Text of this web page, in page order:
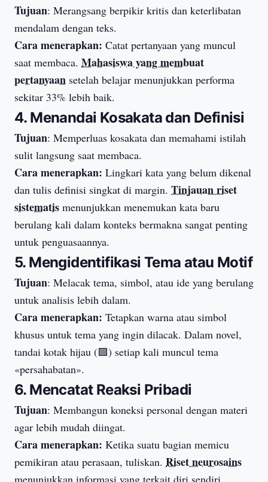
Tujuan: Merangsang berpikir kritis dan keterlibatan
mendalam dengan teks.
Cara menerapkan: Catat pertanyaan yang muncul
saat membaca. Mahasiswa yang membuat
pertanyaan setelah belajar menunjukkan performa
sekitar 33% lebih baik.
4. Menandai Kosakata dan Definisi
Tujuan: Memperluas kosakata dan memahami istilah
sulit langsung saat membaca.
Cara menerapkan: Lingkari kata yang belum dikenal
dan tulis definisi singkat di margin. Tinjauan riset
sistematis menunjukkan menemukan kata baru
berulang kali dalam konteks bermakna sangat penting
untuk penguasaannya.
5. Mengidentifikasi Tema atau Motif
Tujuan: Melacak tema, simbol, atau ide yang berulang
untuk analisis lebih dalam.
Cara menerapkan: Tetapkan warna atau simbol
khusus untuk tema yang ingin dilacak. Dalam novel,
tandai kotak hijau (🟩) setiap kali muncul tema
«persahabatan».
6. Mencatat Reaksi Pribadi
Tujuan: Membangun koneksi personal dengan materi
agar lebih mudah diingat.
Cara menerapkan: Ketika suatu bagian memicu
pemikiran atau perasaan, tuliskan. Riset neurosains